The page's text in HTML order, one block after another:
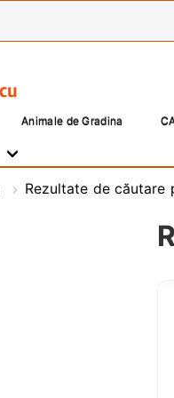
Animale de Gradina
Rezultate de căutare